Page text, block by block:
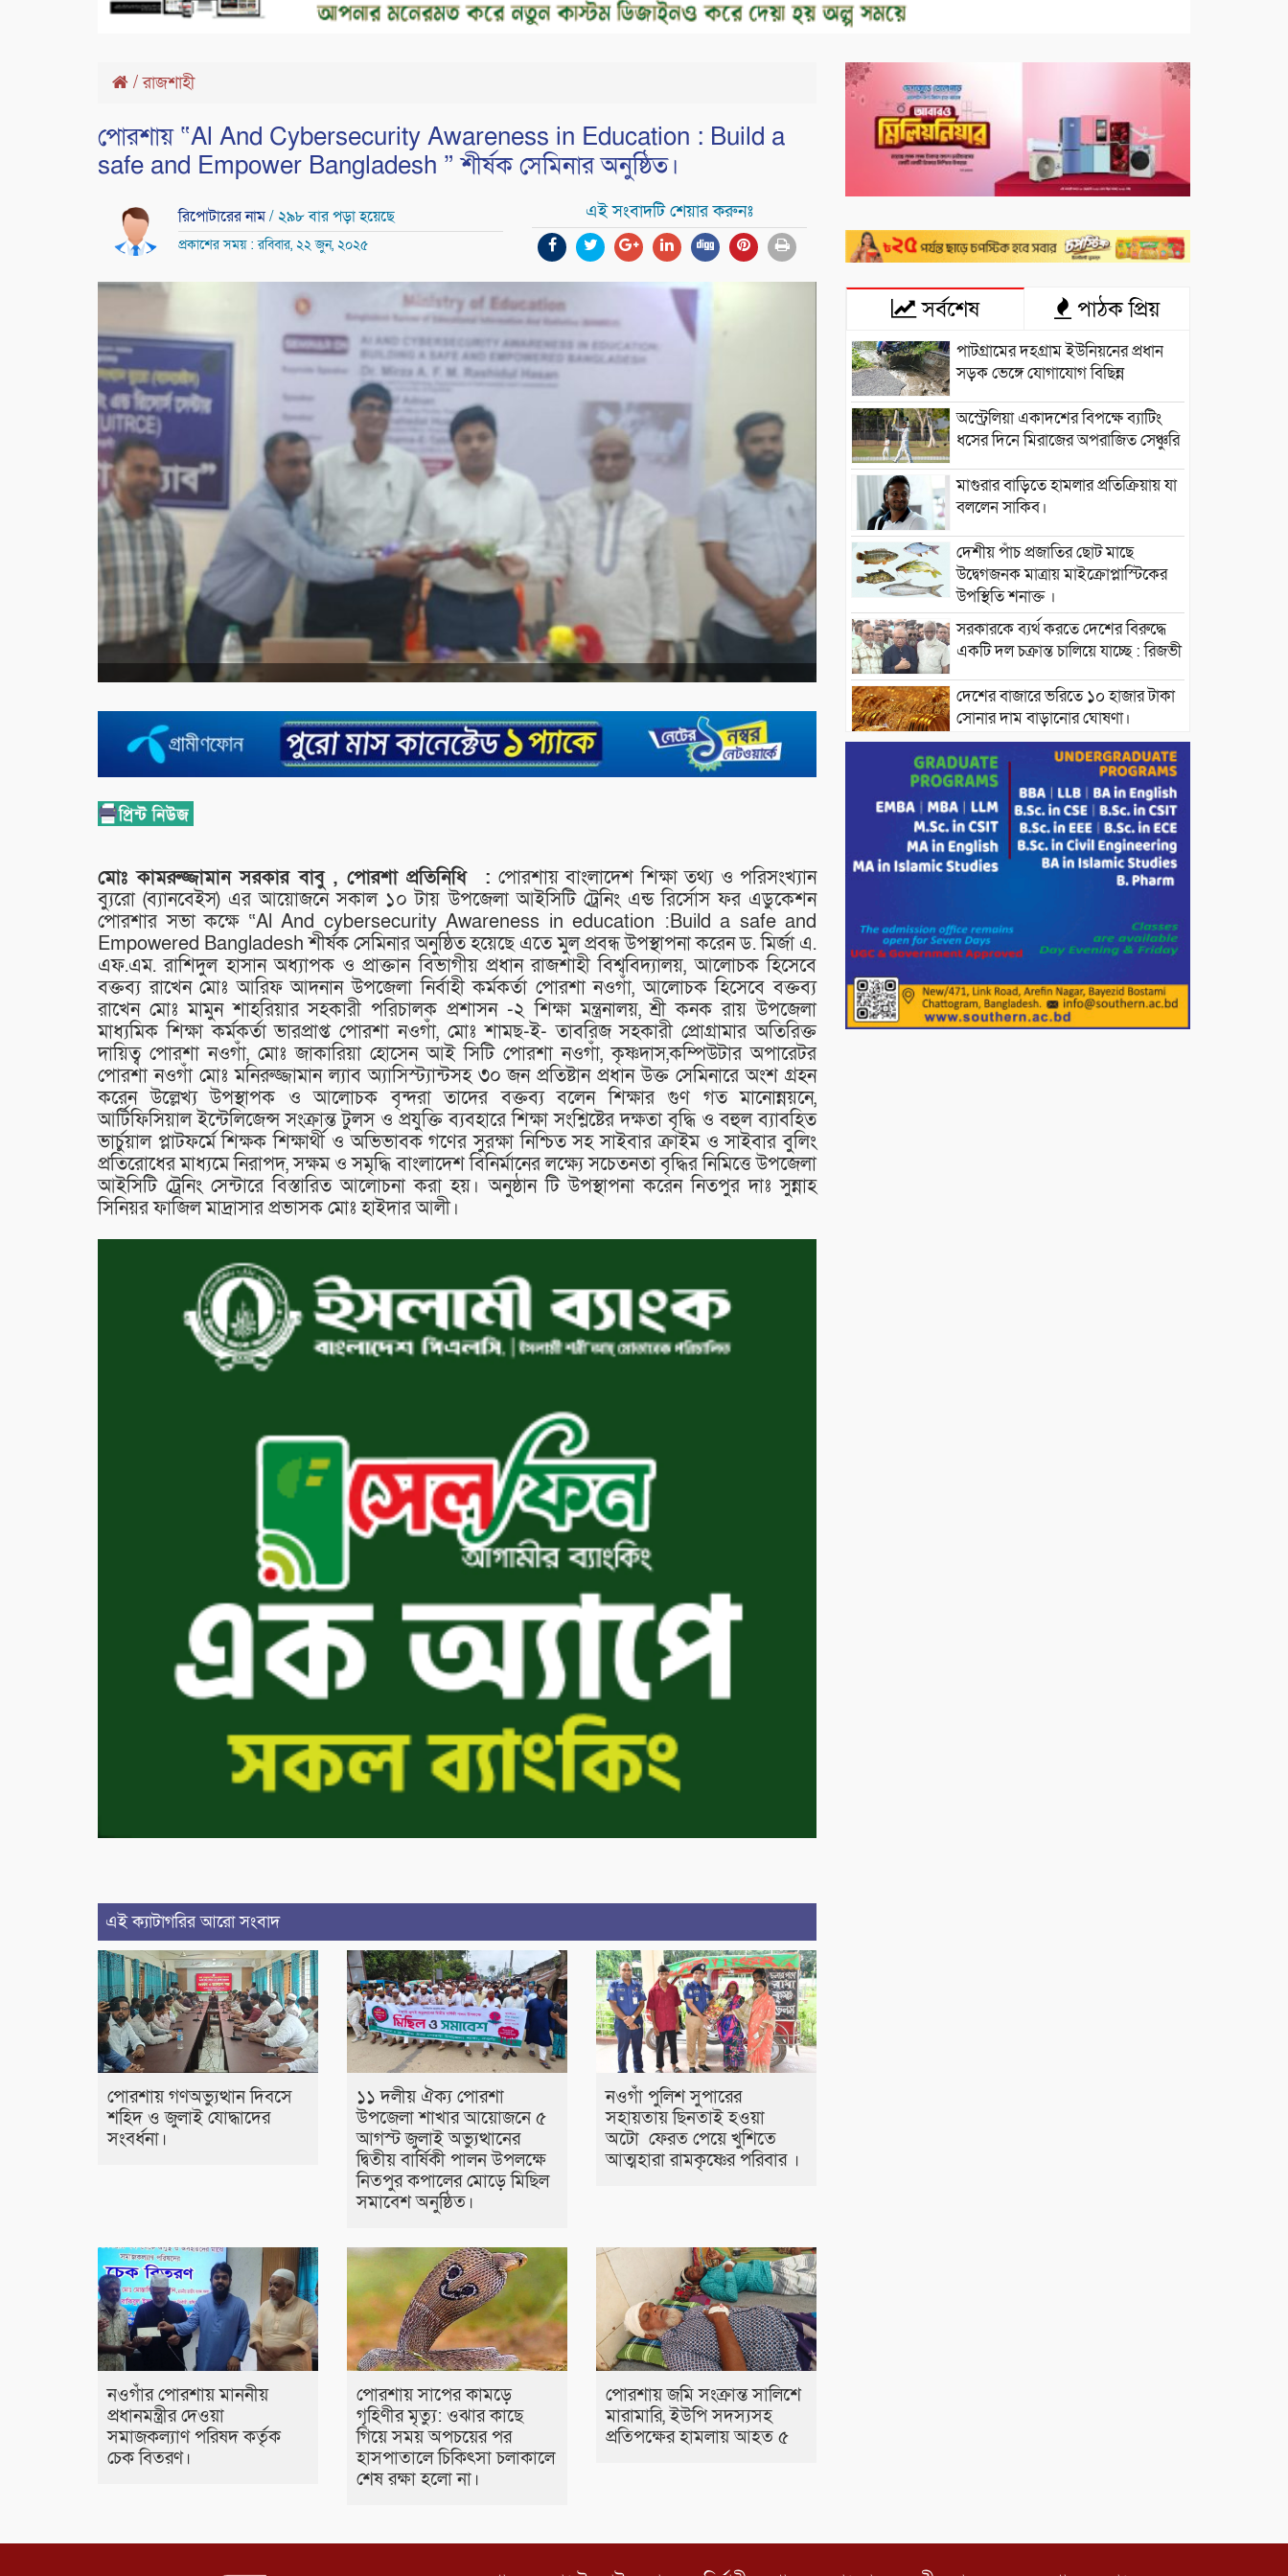
/রাজশাহী
পোরশায় “Al And Cybersecurity Awareness in Education : Build a
safe and Empower Bangladesh ” শীর্ষক সেমিনার অনুষ্ঠিত।
রিপোটারের নাম/ ২৯৮ বার পড়া হয়েছে
প্রকাশের সময় : রবিবার, ২২ জুন, ২০২৫
এই সংবাদটি শেয়ার করুনঃ
মোঃ কামরুজ্জামান সরকার বাবু , পোরশা প্রতিনিধি : পোরশায় বাংলাদেশ শিক্ষা তথ্য ও পরিসংখ্যান
ব্যুরো (ব্যানবেইস) এর আয়োজনে সকাল ১০ টায় উপজেলা আইসিটি ট্রেনিং এন্ড রির্সোস ফর এডুকেশন
পোরশার সভা কক্ষে “Al And cybersecurity Awareness in education :Build a safe and
Empowered Bangladesh শীর্ষক সেমিনার অনুষ্ঠিত হয়েছে এতে মুল প্রবন্ধ উপস্থাপনা করেন ড. মির্জা এ.
এফ.এম. রাশিদুল হাসান অধ্যাপক ও প্রাক্তান বিভাগীয় প্রধান রাজশাহী বিশ্ববিদ্যালয়, আলোচক হিসেবে
বক্তব্য রাখেন মোঃ আরিফ আদনান উপজেলা নির্বাহী কর্মকর্তা পোরশা নওগাঁ, আলোচক হিসেবে বক্তব্য
রাখেন মোঃ মামুন শাহরিয়ার সহকারী পরিচালক প্রশাসন -২ শিক্ষা মন্ত্রনালয়, শ্রী কনক রায় উপজেলা
মাধ্যমিক শিক্ষা কর্মকর্তা ভারপ্রাপ্ত পোরশা নওগাঁ, মোঃ শামছ-ই- তাবরিজ সহকারী প্রোগ্রামার অতিরিক্ত
দায়িত্ব পোরশা নওগাঁ, মোঃ জাকারিয়া হোসেন আই সিটি পোরশা নওগাঁ, কৃষ্ণদাস,কম্পিউটার অপারেটর
পোরশা নওগাঁ মোঃ মনিরুজ্জামান ল্যাব অ্যাসিস্ট্যান্টসহ ৩০ জন প্রতিষ্টান প্রধান উক্ত সেমিনারে অংশ গ্রহন
করেন উল্লেখ্য উপস্থাপক ও আলোচক বৃন্দরা তাদের বক্তব্য বলেন শিক্ষার গুণ গত মানোন্নয়নে,
আর্টিফিসিয়াল ইন্টেলিজেন্স সংক্রান্ত টুলস ও প্রযুক্তি ব্যবহারে শিক্ষা সংশ্লিষ্টের দক্ষতা বৃদ্ধি ও বহুল ব্যাবহিত
ভার্চুয়াল প্লাটফর্মে শিক্ষক শিক্ষার্থী ও অভিভাবক গণের সুরক্ষা নিশ্চিত সহ সাইবার ক্রাইম ও সাইবার বুলিং
প্রতিরোধের মাধ্যমে নিরাপদ, সক্ষম ও সমৃদ্ধি বাংলাদেশ বিনির্মানের লক্ষ্যে সচেতনতা বৃদ্ধির নিমিত্তে উপজেলা
আইসিটি ট্রেনিং সেন্টারে বিস্তারিত আলোচনা করা হয়। অনুষ্ঠান টি উপস্থাপনা করেন নিতপুর দাঃ সুন্নাহ
সিনিয়র ফাজিল মাদ্রাসার প্রভাসক মোঃ হাইদার আলী।
এই ক্যাটাগরির আরো সংবাদ
পোরশায় গণঅভ্যুত্থান দিবসে
শহিদ ও জুলাই যোদ্ধাদের
সংবর্ধনা।
১১ দলীয় ঐক্য পোরশা
উপজেলা শাখার আয়োজনে ৫
আগস্ট জুলাই অভ্যুত্থানের
দ্বিতীয় বার্ষিকী পালন উপলক্ষে
নিতপুর কপালের মোড়ে মিছিল
সমাবেশ অনুষ্ঠিত।
নওগাঁ পুলিশ সুপারের
সহায়তায় ছিনতাই হওয়া
অটো ফেরত পেয়ে খুশিতে
আত্মহারা রামকৃষ্ণের পরিবার ।
নওগাঁর পোরশায় মাননীয়
প্রধানমন্ত্রীর দেওয়া
সমাজকল্যাণ পরিষদ কর্তৃক
চেক বিতরণ।
পোরশায় সাপের কামড়ে
গৃহিণীর মৃত্যু: ওঝার কাছে
গিয়ে সময় অপচয়ের পর
হাসপাতালে চিকিৎসা চলাকালে
শেষ রক্ষা হলো না।
পোরশায় জমি সংক্রান্ত সালিশে
মারামারি, ইউপি সদস্যসহ
প্রতিপক্ষের হামলায় আহত ৫
সর্বশেষ পাঠক প্রিয়
পাটগ্রামের দহগ্রাম ইউনিয়নের প্রধান
সড়ক ভেঙ্গে যোগাযোগ বিছিন্ন
অস্ট্রেলিয়া একাদশের বিপক্ষে ব্যাটিং
ধসের দিনে মিরাজের অপরাজিত সেঞ্চুরি
মাগুরার বাড়িতে হামলার প্রতিক্রিয়ায় যা
বললেন সাকিব।
দেশীয় পাঁচ প্রজাতির ছোট মাছে
উদ্বেগজনক মাত্রায় মাইক্রোপ্লাস্টিকের
উপস্থিতি শনাক্ত ।
সরকারকে ব্যর্থ করতে দেশের বিরুদ্ধে
একটি দল চক্রান্ত চালিয়ে যাচ্ছে : রিজভী
দেশের বাজারে ভরিতে ১০ হাজার টাকা
সোনার দাম বাড়ানোর ঘোষণা।
ভারপ্রাপ্ত রাষ্ট্রপতি হাফিজ উদ্দিন
আহমদের সাথে এইচটি বাংলা অনলাইন
পোর্টাল ও আইপি টিভির সম্পাদক মোঃ
ইসমাইল হোসেনের সৌজন্য সাক্ষাৎ।
পাটগ্রামে জুলাই অভ্যুত্থান দিবস
উপলক্ষে ১১দলীয় গণ মিছিল ও গণ
পোরশায় গণঅভ্যুত্থান দিবসে শহিদ ও
জুলাই যোদ্ধাদের সংবর্ধনা।
১১ দলীয় ঐক্য পোরশা উপজেলা শাখার
আয়োজনে ৫ আগস্ট জুলাই অভ্যুত্থানের